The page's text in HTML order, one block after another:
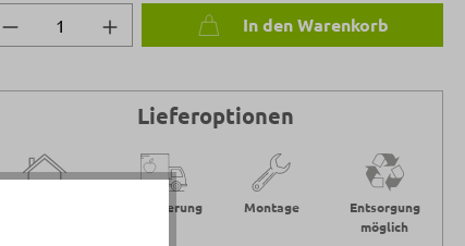
Produkt Anzahl: Gib denIn den Warenkorb
Lieferoptionen
Heimlieferung Montage
Entsorgung
möglich